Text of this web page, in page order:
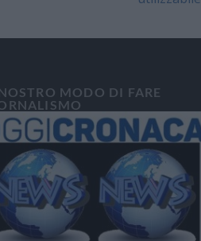
MODO DI FARE